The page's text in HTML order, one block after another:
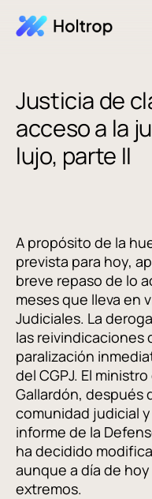
Justicia de
acceso a la
lujo, parte II
A propósito de la
prevista para hoy,
breve repaso de lo
meses que lleva en
Judiciales. La
las reivindicaciones
paralización
del CGPJ. El
Gallardón, después
comunidad judicial
informe de la
ha decidido
aunque a día de
extremos.